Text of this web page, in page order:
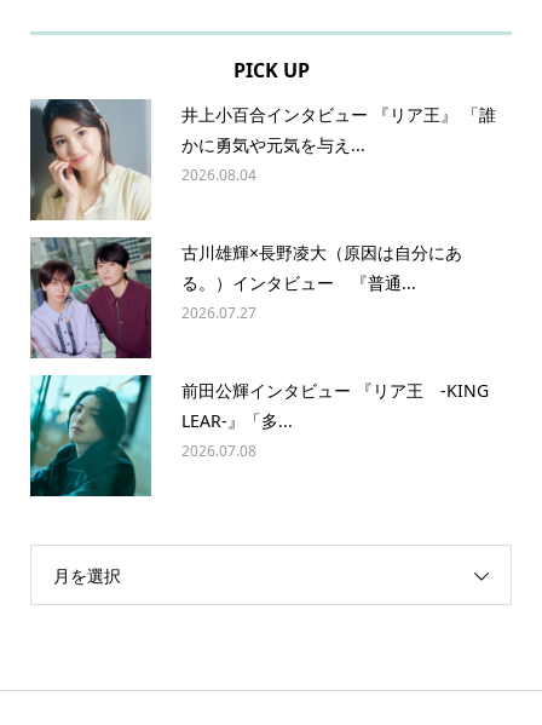
PICK UP
井上小百合インタビュー 『リア王』 「誰
かに勇気や元気を与え...
2026.08.04
古川雄輝×長野凌大（原因は自分にあ
る。）インタビュー 『普通...
2026.07.27
前田公輝インタビュー 『リア王 -KING
LEAR-』「多...
2026.07.08
月を選択